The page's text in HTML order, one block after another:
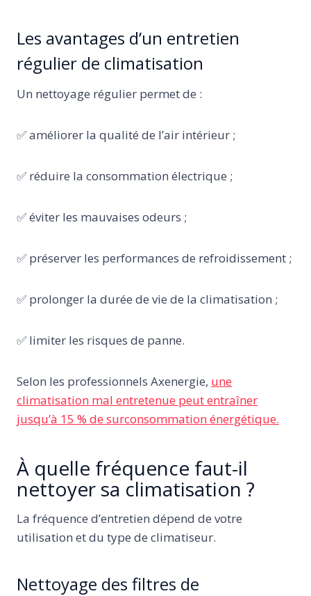
Les avantages d’un entretien
régulier de climatisation
Un nettoyage régulier permet de :
✅ améliorer la qualité de l’air intérieur ;
✅ réduire la consommation électrique ;
✅ éviter les mauvaises odeurs ;
✅ préserver les performances de refroidissement ;
✅ prolonger la durée de vie de la climatisation ;
✅ limiter les risques de panne.
Selon les professionnels Axenergie, une
climatisation mal entretenue peut entraîner
jusqu’à 15 % de surconsommation énergétique.
À quelle fréquence faut-il
nettoyer sa climatisation ?
La fréquence d’entretien dépend de votre
utilisation et du type de climatiseur.
Nettoyage des filtres de